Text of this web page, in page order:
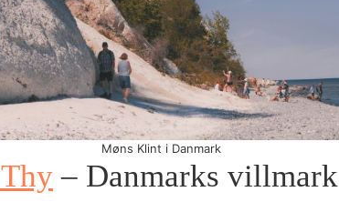
Møns Klint i Danmark
– Danmarks villmark